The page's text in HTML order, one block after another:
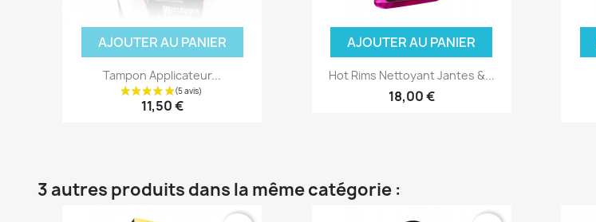
AJOUTER AU PANIER
Tampon Applicateur...
11,50 €
AJOUTER AU PANIER
Hot Rims Nettoyant Jantes &...
18,00 €
3 autres produits dans la même catégorie :